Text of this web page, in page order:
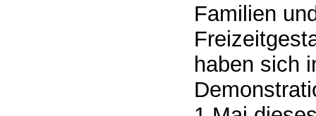
Familien
haben sich